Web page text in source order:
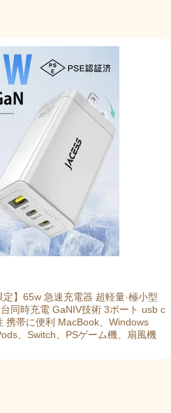
】65w 急速充電器 超軽量·極小型
同時充電 GaNIV技術 3ポート usb c
携帯に便利 MacBook、Windows
、Switch、PSゲーム機、扇風機